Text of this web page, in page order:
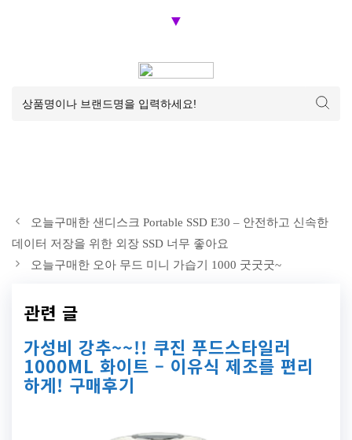
▼
오늘구매한 샌디스크 Portable SSD E30 – 안전하고 신속한
데이터 저장을 위한 외장 SSD 너무 좋아요
오늘구매한 오아 무드 미니 가습기 1000 굿굿굿~
관련 글
가성비 강추~~!! 쿠진 푸드스타일러
1000ML 화이트 – 이유식 제조를 편리
하게! 구매후기